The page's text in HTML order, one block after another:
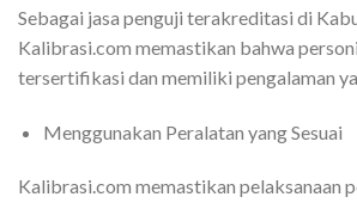
Sebagai jasa penguji terakreditasi di
Kalibrasi.com memastikan bahwa
tersertifikasi dan memiliki pengalaman
Menggunakan Peralatan yang Sesuai
Kalibrasi.com memastikan pelaksanaan